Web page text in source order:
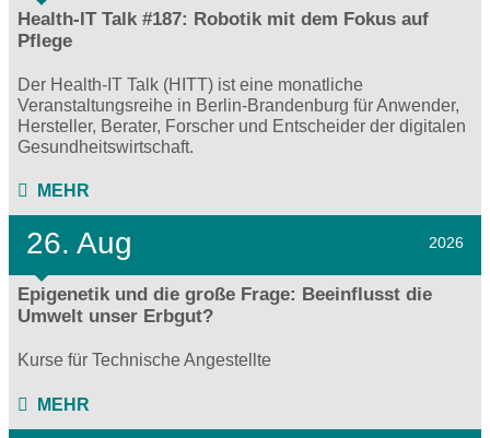
Health-IT Talk #187: Robotik mit dem Fokus auf
Pflege
Der Health-IT Talk (HITT) ist eine monatliche
Veranstaltungsreihe in Berlin-Brandenburg für Anwender,
Hersteller, Berater, Forscher und Entscheider der digitalen
Gesundheitswirtschaft.
MEHR
26. Aug 2026
Epigenetik und die große Frage: Beeinflusst die
Umwelt unser Erbgut?
Kurse für Technische Angestellte
MEHR